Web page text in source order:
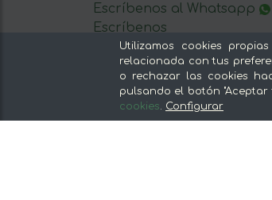
Escríbenos al Whatsapp
Escríbenos
De lunes a viernes de 8:30
Utilizamos cookies
relacionada con tus
o rechazar las cookies
pulsando el botón "Aceptar
cookies. Configurar